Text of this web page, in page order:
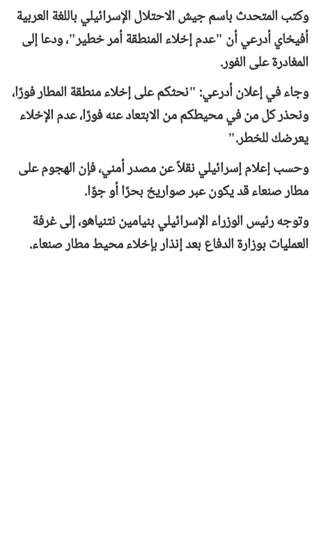
وكتب المتحدث باسم جيش الاحتلال الإسرائيلي باللغة العربية
أفيخاي أدرعي أن "عدم إخلاء المنطقة أمر خطير"، ودعا إلى
المغادرة على الفور.
وجاء في إعلان أدرعي: "نحثكم على إخلاء منطقة المطار فورًا،
ونحذر كل من في محيطكم من الابتعاد عنه فورًا، عدم الإخلاء
يعرضك للخطر."
وحسب إعلام إسرائيلي نقلاً عن مصدر أمني، فإن الهجوم على
مطار صنعاء قد يكون عبر صواريخ بحرًا أو جوًا.
وتوجه رئيس الوزراء الإسرائيلي بنيامين نتنياهو، إلى غرفة
العمليات بوزارة الدفاع بعد إنذار بإخلاء محيط مطار صنعاء.